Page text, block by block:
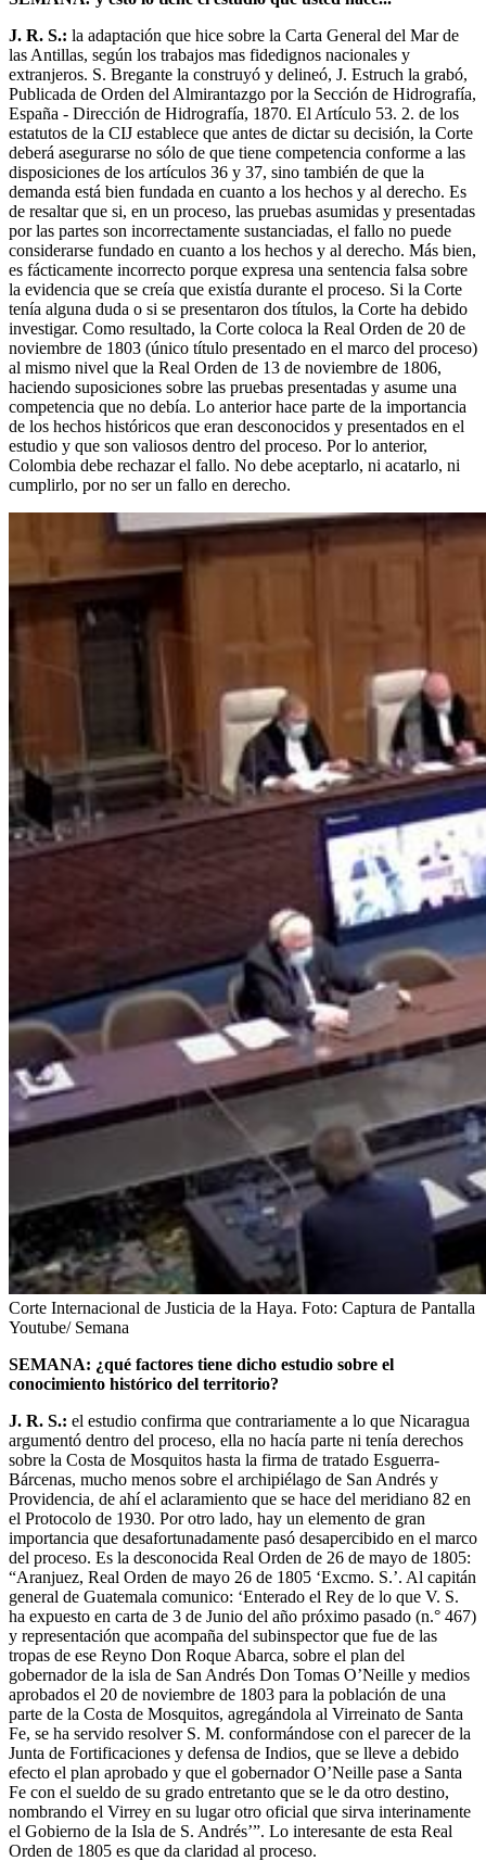
J. R. S.: la adaptación que hice sobre la Carta General del Mar de
las Antillas, según los trabajos mas fidedignos nacionales y
extranjeros. S. Bregante la construyó y delineó, J. Estruch la grabó,
Publicada de Orden del Almirantazgo por la Sección de Hidrografía,
España - Dirección de Hidrografía, 1870. El Artículo 53. 2. de los
estatutos de la CIJ establece que antes de dictar su decisión, la Corte
deberá asegurarse no sólo de que tiene competencia conforme a las
disposiciones de los artículos 36 y 37, sino también de que la
demanda está bien fundada en cuanto a los hechos y al derecho. Es
de resaltar que si, en un proceso, las pruebas asumidas y presentadas
por las partes son incorrectamente sustanciadas, el fallo no puede
considerarse fundado en cuanto a los hechos y al derecho. Más bien,
es fácticamente incorrecto porque expresa una sentencia falsa sobre
la evidencia que se creía que existía durante el proceso. Si la Corte
tenía alguna duda o si se presentaron dos títulos, la Corte ha debido
investigar. Como resultado, la Corte coloca la Real Orden de 20 de
noviembre de 1803 (único título presentado en el marco del proceso)
al mismo nivel que la Real Orden de 13 de noviembre de 1806,
haciendo suposiciones sobre las pruebas presentadas y asume una
competencia que no debía. Lo anterior hace parte de la importancia
de los hechos históricos que eran desconocidos y presentados en el
estudio y que son valiosos dentro del proceso. Por lo anterior,
Colombia debe rechazar el fallo. No debe aceptarlo, ni acatarlo, ni
cumplirlo, por no ser un fallo en derecho.
Corte Internacional de Justicia de la Haya. Foto: Captura de Pantalla
Youtube/ Semana
SEMANA: ¿qué factores tiene dicho estudio sobre el
conocimiento histórico del territorio?
J. R. S.: el estudio confirma que contrariamente a lo que Nicaragua
argumentó dentro del proceso, ella no hacía parte ni tenía derechos
sobre la Costa de Mosquitos hasta la firma de tratado Esguerra-
Bárcenas, mucho menos sobre el archipiélago de San Andrés y
Providencia, de ahí el aclaramiento que se hace del meridiano 82 en
el Protocolo de 1930. Por otro lado, hay un elemento de gran
importancia que desafortunadamente pasó desapercibido en el marco
del proceso. Es la desconocida Real Orden de 26 de mayo de 1805:
“Aranjuez, Real Orden de mayo 26 de 1805 ‘Excmo. S.’. Al capitán
general de Guatemala comunico: ‘Enterado el Rey de lo que V. S.
ha expuesto en carta de 3 de Junio del año próximo pasado (n.° 467)
y representación que acompaña del subinspector que fue de las
tropas de ese Reyno Don Roque Abarca, sobre el plan del
gobernador de la isla de San Andrés Don Tomas O’Neille y medios
aprobados el 20 de noviembre de 1803 para la población de una
parte de la Costa de Mosquitos, agregándola al Virreinato de Santa
Fe, se ha servido resolver S. M. conformándose con el parecer de la
Junta de Fortificaciones y defensa de Indios, que se lleve a debido
efecto el plan aprobado y que el gobernador O’Neille pase a Santa
Fe con el sueldo de su grado entretanto que se le da otro destino,
nombrando el Virrey en su lugar otro oficial que sirva interinamente
el Gobierno de la Isla de S. Andrés’”. Lo interesante de esta Real
Orden de 1805 es que da claridad al proceso.